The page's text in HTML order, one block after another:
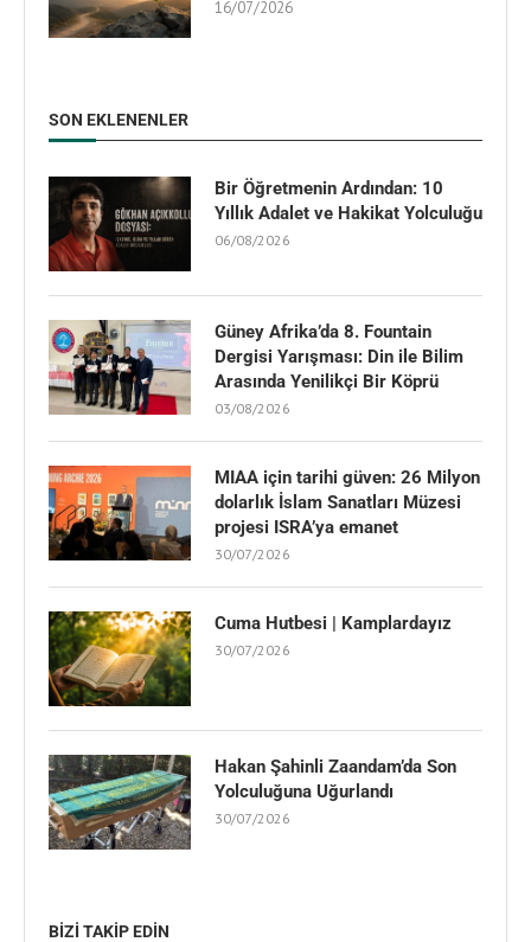
16/07/2026
SON EKLENENLER
Bir Öğretmenin Ardından: 10
Yıllık Adalet ve Hakikat Yolculuğu
06/08/2026
Güney Afrika’da 8. Fountain
Dergisi Yarışması: Din ile Bilim
Arasında Yenilikçi Bir Köprü
03/08/2026
MIAA için tarihi güven: 26 Milyon
dolarlık İslam Sanatları Müzesi
projesi ISRA’ya emanet
30/07/2026
Cuma Hutbesi | Kamplardayız
30/07/2026
Hakan Şahinli Zaandam’da Son
Yolculuğuna Uğurlandı
30/07/2026
BIZI TAKIP EDIN